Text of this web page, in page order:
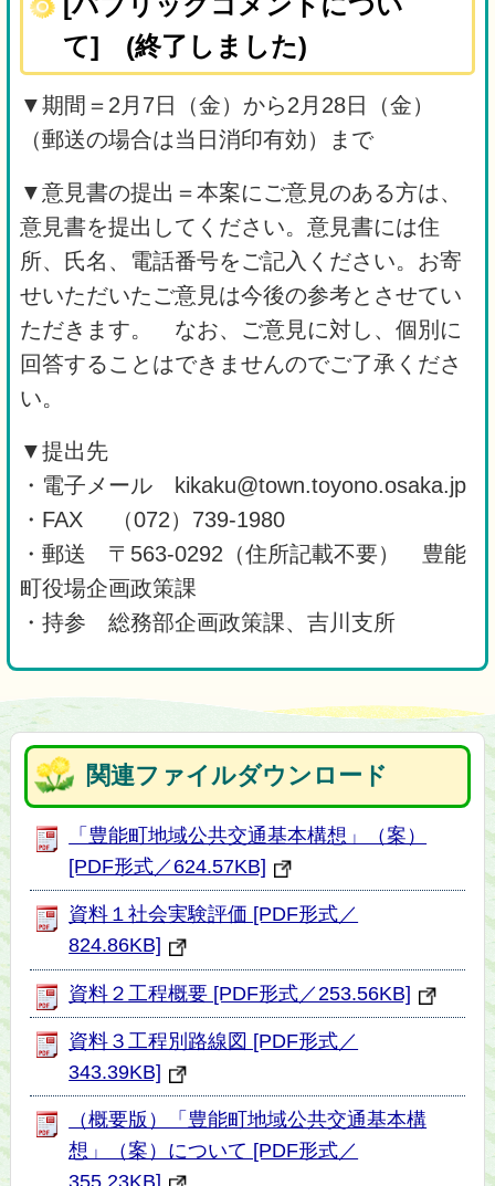
て] (終了しました)
▼期間＝2月7日（金）から2月28日（金）
（郵送の場合は当日消印有効）まで
▼意見書の提出＝本案にご意見のある方は、
意見書を提出してください。意見書には住
所、氏名、電話番号をご記入ください。お寄
せいただいたご意見は今後の参考とさせてい
ただきます。 なお、ご意見に対し、個別に
回答することはできませんのでご了承くださ
い。
▼提出先
・電子メール kikaku@town.toyono.osaka.jp
・FAX （072）739-1980
・郵送 〒563-0292（住所記載不要） 豊能
町役場企画政策課
・持参 総務部企画政策課、吉川支所
関連ファイルダウンロード
「豊能町地域公共交通基本構想」（案）
[PDF形式／624.57KB]
資料１社会実験評価 [PDF形式／
824.86KB]
資料２工程概要 [PDF形式／253.56KB]
資料３工程別路線図 [PDF形式／
343.39KB]
（概要版）「豊能町地域公共交通基本構
想」（案）について [PDF形式／